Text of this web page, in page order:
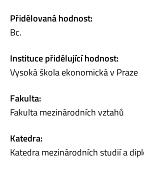
Přidělovaná hodnost:
Bc.
Instituce přidělující hodnost:
Vysoká škola ekonomická v Praze
Fakulta:
Fakulta mezinárodních vztahů
Katedra:
Katedra mezinárodních studií a